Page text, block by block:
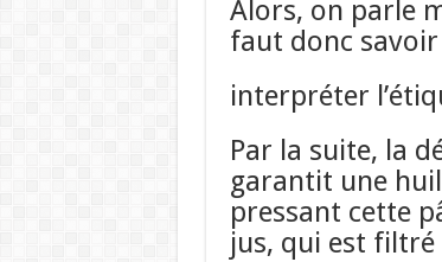
Alors, on parle
faut donc savoir
interpréter
Par la suite, la
garantit une
pressant cette
jus, qui est filtré